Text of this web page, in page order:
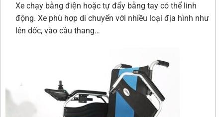
Xe chạy bằng điện hoặc tự đẩy bằng tay có thể linh
động. Xe phù hợp di chuyển với nhiều loại địa hình như
lên dốc, vào cầu thang…